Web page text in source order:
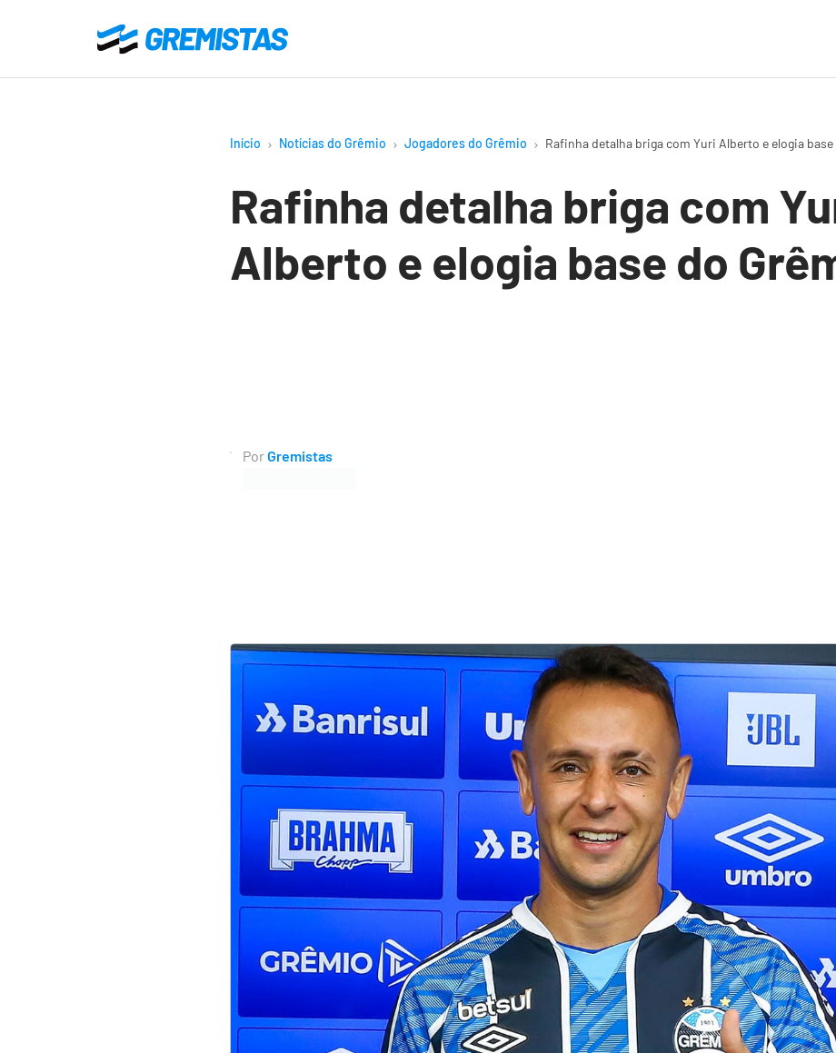
o
Gremistas
Início Notícias do Grêmio Jogadores do Grêmio Rafinha detalha briga com Yuri Alberto e elogia
Rafinha detalha briga com
Alberto e elogia base do
PorGremistas